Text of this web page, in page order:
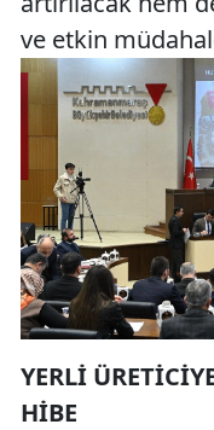
ve etkin
YERLİ
HİBE